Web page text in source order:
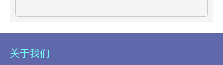
关于我们